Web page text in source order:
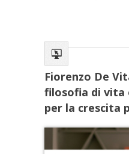
Fiorenzo De
filosofia di vita
per la crescita